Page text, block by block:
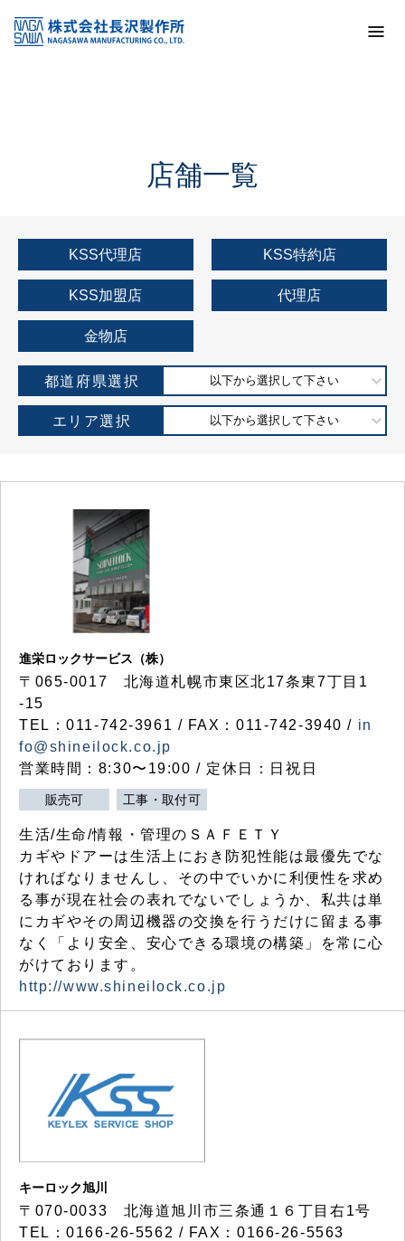
KSS加盟店・取扱店情報
店舗一覧
店舗一覧
KSS代理店 KSS特約店
KSS加盟店 代理店
金物店
都道府県選択 以下から選択して下さい
エリア選択 以下から選択して下さい
進栄ロックサービス（株）
〒065-0017 北海道札幌市東区北17条東7丁目1
-15
TEL：011-742-3961 / FAX：011-742-3940 / in
fo@shineilock.co.jp
営業時間：8:30〜19:00 / 定休日：日祝日
販売可 工事・取付可
生活/生命/情報・管理のＳＡＦＥＴＹ
カギやドアーは生活上におき防犯性能は最優先でな
ければなりませんし、その中でいかに利便性を求め
る事が現在社会の表れでないでしょうか、私共は単
にカギやその周辺機器の交換を行うだけに留まる事
なく「より安全、安心できる環境の構築」を常に心
がけております。
http://www.shineilock.co.jp
キーロック旭川
〒070-0033 北海道旭川市三条通１６丁目右1号
TEL：0166-26-5562 / FAX：0166-26-5563